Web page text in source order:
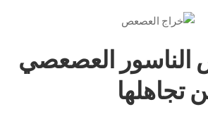
الناسور العصعصي
تجاهلها